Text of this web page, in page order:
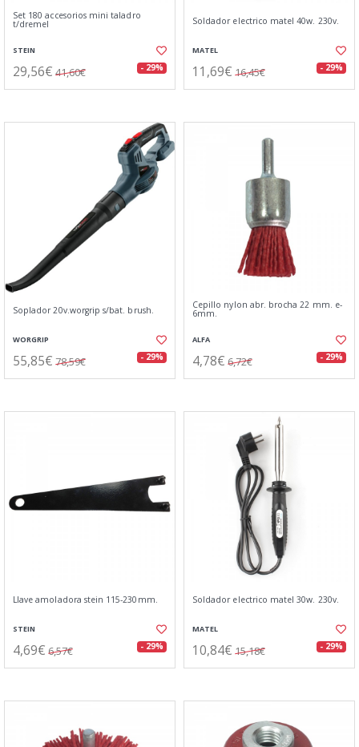
Set 180 accesorios mini taladro
t/dremel
STEIN
29,56€ 41,60€ - 29%
Soldador electrico matel 40w. 230v.
MATEL
11,69€ 16,45€ - 29%
Soplador 20v.worgrip s/bat. brush.
WORGRIP
55,85€ 78,59€ - 29%
Cepillo nylon abr. brocha 22 mm. e-
6mm.
ALFA
4,78€ 6,72€ - 29%
Llave amoladora stein 115-230mm.
STEIN
4,69€ 6,57€ - 29%
Soldador electrico matel 30w. 230v.
MATEL
10,84€ 15,18€ - 29%